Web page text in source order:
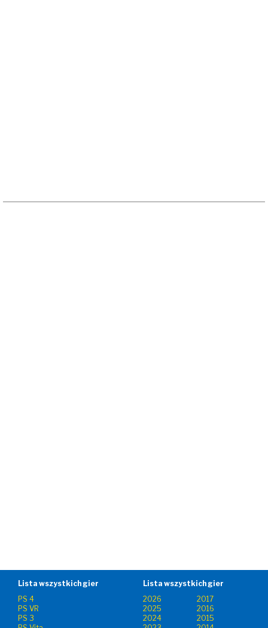
Lista wszystkich gier
PS 4
PS VR
PS 3
Lista wszystkich gier
2026
2017
2025
2016
2024
2015